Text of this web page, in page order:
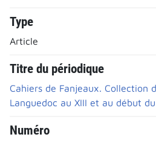
Type
Article
Titre du périodique
Cahiers de Fanjeaux. Collection
Languedoc au XIII et au début du
Numéro